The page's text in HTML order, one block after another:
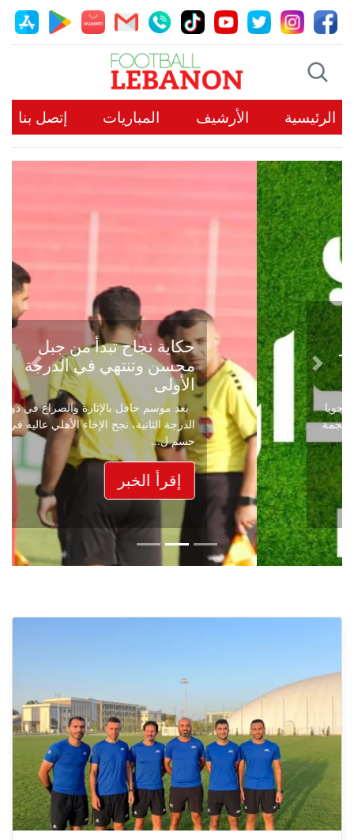
الرئيسية الأرشيف المباريات إتصل بنا
حكاية نجاح تبدأ من جبل
محسن وتنتهي في الدرجة
الأولى
بعد موسم حافل بالإثارة والصراع في دوري
الدرجة الثانية، نجح الإخاء الأهلي عاليه في
حسم ل...
إقرأ الخبر
Previous
Next